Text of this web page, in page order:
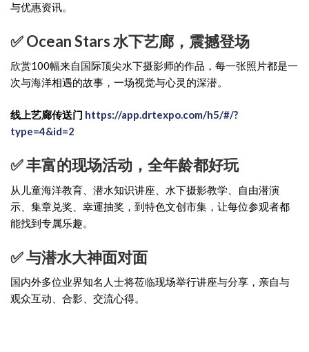
与优惠资讯。
✅ Ocean Stars 水下艺廊，震撼登场
欣赏100幅来自国际顶尖水下摄影师的作品，每一张照片都是一
次与海洋相遇的故事，一场视觉与心灵的深潜。
线上艺廊传送门 https://app.drtexpo.com/h5/#/?
type=4&id=2
✅ 丰富的现场活动，全年龄都好玩
从儿童海洋教育、潜水知识讲座、水下摄影教学、自由潜演
示、集章兑奖、幸運抽奖，到特色文创市集，让每位参观者都
能找到专属乐趣。
✅ 与潜水大神面对面
国内外多位业界知名人士将莅临现场举行讲座与分享，亲自与
观众互动、合影、交流心得。